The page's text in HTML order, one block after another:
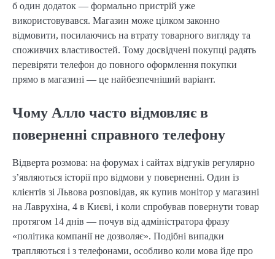
б один додаток — формально пристрій уже
використовувався. Магазин може цілком законно
відмовити, посилаючись на втрату товарного вигляду та
споживчих властивостей. Тому досвідчені покупці радять
перевіряти телефон до повного оформлення покупки
прямо в магазині — це найбезпечніший варіант.
Чому Алло часто відмовляє в
поверненні справного телефону
Відверта розмова: на форумах і сайтах відгуків регулярно
з’являються історії про відмови у поверненні. Один із
клієнтів зі Львова розповідав, як купив монітор у магазині
на Лаврухіна, 4 в Києві, і коли спробував повернути товар
протягом 14 днів — почув від адміністратора фразу
«політика компанії не дозволяє». Подібні випадки
трапляються і з телефонами, особливо коли мова йде про